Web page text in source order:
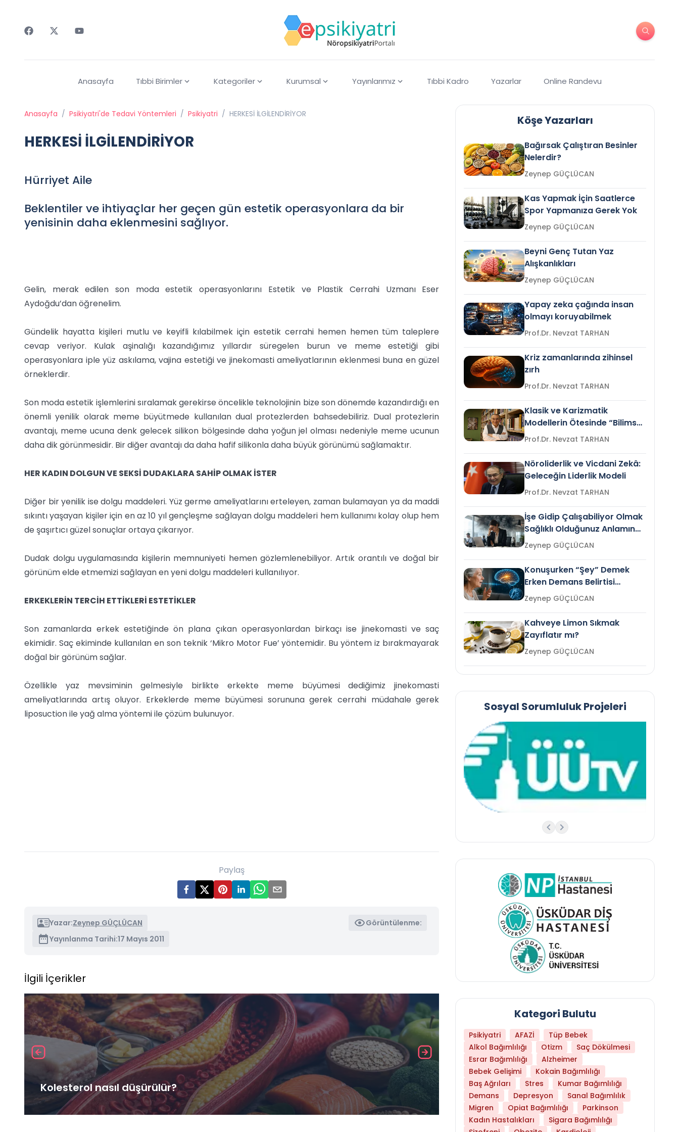
Anasayfa Tıbbi Birimler Kategoriler Kurumsal Yayınlarımız Tıbbi Kadro Yazarlar Online Randevu
Anasayfa / Psikiyatri'de Tedavi Yöntemleri / Psikiyatri / HERKESİ İLGİLENDİRİYOR
HERKESİ İLGİLENDİRİYOR
Hürriyet Aile
Beklentiler ve ihtiyaçlar her geçen gün estetik operasyonlara da bir
yenisinin daha eklenmesini sağlıyor.
Gelin, merak edilen son moda estetik operasyonlarını Estetik ve Plastik Cerrahi Uzmanı Eser
Aydoğdu’dan öğrenelim.
Gündelik hayatta kişileri mutlu ve keyifli kılabilmek için estetik cerrahi hemen hemen tüm taleplere
cevap veriyor. Kulak aşinalığı kazandığımız yıllardır süregelen burun ve meme estetiği gibi
operasyonlara iple yüz askılama, vajina estetiği ve jinekomasti ameliyatlarının eklenmesi buna en güzel
örneklerdir.
Son moda estetik işlemlerini sıralamak gerekirse öncelikle teknolojinin bize son dönemde kazandırdığı en
önemli yenilik olarak meme büyütmede kullanılan dual protezlerden bahsedebiliriz. Dual protezlerin
avantajı, meme ucuna denk gelecek silikon bölgesinde daha yoğun jel olması nedeniyle meme ucunun
daha dik görünmesidir. Bir diğer avantajı da daha hafif silikonla daha büyük görünümü sağlamaktır.
HER KADIN DOLGUN VE SEKSİ DUDAKLARA SAHİP OLMAK İSTER
Diğer bir yenilik ise dolgu maddeleri. Yüz germe ameliyatlarını erteleyen, zaman bulamayan ya da maddi
sıkıntı yaşayan kişiler için en az 10 yıl gençleşme sağlayan dolgu maddeleri hem kullanımı kolay olup hem
de şaşırtıcı güzel sonuçlar ortaya çıkarıyor.
Dudak dolgu uygulamasında kişilerin memnuniyeti hemen gözlemlenebiliyor. Artık orantılı ve doğal bir
görünüm elde etmemizi sağlayan en yeni dolgu maddeleri kullanılıyor.
ERKEKLERİN TERCİH ETTİKLERİ ESTETİKLER
Son zamanlarda erkek estetiğinde ön plana çıkan operasyonlardan birkaçı ise jinekomasti ve saç
ekimidir. Saç ekiminde kullanılan en son teknik ‘Mikro Motor Fue’ yöntemidir. Bu yöntem iz bırakmayarak
doğal bir görünüm sağlar.
Özellikle yaz mevsiminin gelmesiyle birlikte erkekte meme büyümesi dediğimiz jinekomasti
ameliyatlarında artış oluyor. Erkeklerde meme büyümesi sorununa gerek cerrahi müdahale gerek
liposuction ile yağ alma yöntemi ile çözüm bulunuyor.
Paylaş
Yazar:Zeynep GÜÇLÜCAN
Görüntülenme:
Yayınlanma Tarihi:17 Mayıs 2011
İlgili İçerikler
Kolesterol nasıl düşürülür? Daha Az Protein Tüketmek Yaşlanmayı
Köşe Yazarları
Bağırsak Çalıştıran Besinler
Nelerdir?
Zeynep GÜÇLÜCAN
Kas Yapmak İçin Saatlerce
Spor Yapmanıza Gerek Yok
Zeynep GÜÇLÜCAN
Beyni Genç Tutan Yaz
Alışkanlıkları
Zeynep GÜÇLÜCAN
Yapay zeka çağında insan
olmayı koruyabilmek
Prof.Dr. Nevzat TARHAN
Kriz zamanlarında zihinsel
zırh
Prof.Dr. Nevzat TARHAN
Klasik ve Karizmatik
Modellerin Ötesinde “Bilimsel
Liderlik”
Prof.Dr. Nevzat TARHAN
Nöroliderlik ve Vicdani Zekâ:
Geleceğin Liderlik Modeli
Prof.Dr. Nevzat TARHAN
İşe Gidip Çalışabiliyor Olmak
Sağlıklı Olduğunuz Anlamına
Gelir mi?Zeynep GÜÇLÜCAN
Konuşurken “Şey” Demek
Erken Demans Belirtisi
Olabilir mi?Zeynep GÜÇLÜCAN
Kahveye Limon Sıkmak
Zayıflatır mı?
Zeynep GÜÇLÜCAN
Sosyal Sorumluluk Projeleri
Kategori Bulutu
Psikiyatri AFAZİ
Tüp Bebek
Alkol Bağımlılığı
Otizm
Saç Dökülmesi
Esrar Bağımlılığı
Alzheimer
Bebek Gelişimi
Kokain Bağımlılığı
Baş Ağrıları
Stres
Kumar Bağımlılığı
Demans
Depresyon
Sanal Bağımlılık
Migren
Opiat Bağımlılığı
Parkinson
Kadın Hastalıkları
Sigara Bağımlılığı